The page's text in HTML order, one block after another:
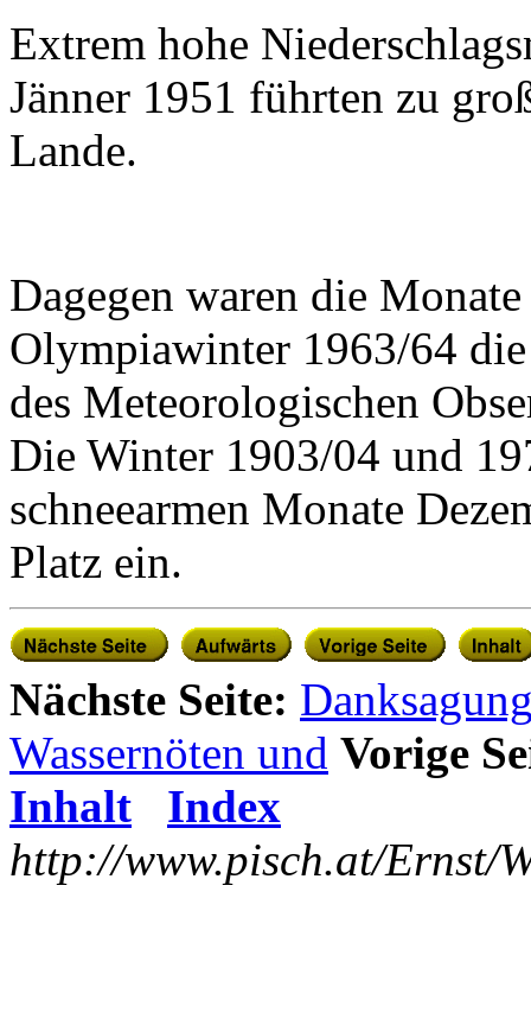
Extrem hohe
Jänner 1951 führten zu
Lande.
Dagegen waren die
Olympiawinter 1963/64
des Meteorologischen
Die Winter 1903/04 und
schneearmen Monate
Platz ein.
Nächste Seite:
Wassernöten und Vorige
Inhalt
Index
http://www.pisch.at/Ernst/